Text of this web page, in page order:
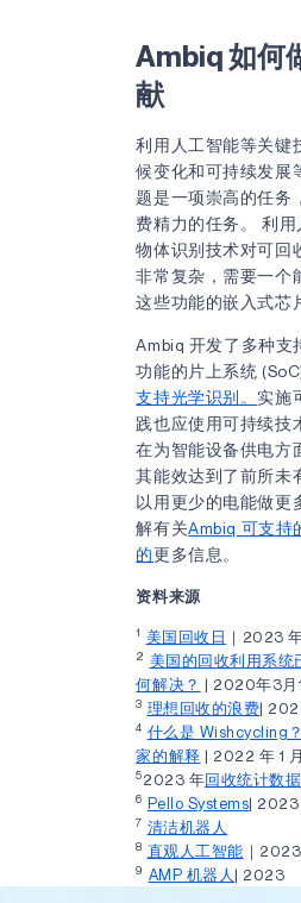
Ambiq 如何
献
利用人工智能等关键
候变化和可持续发展
题是一项崇高的任务
费精力的任务。 利用
物体识别技术对可回
非常复杂，需要一个
这些功能的嵌入式芯
Ambiq 开发了多种支
功能的片上系统
支持光学识别。 实施
践也应使用可持续技
在为智能设备供电方
其能效达到了前所未
以用更少的电能做更
解有关Ambiq 可支持
的更多信息。
资料来源
1 美国回收日 ｜2023
2 美国的回收利用系统
何解决？ | 2020年3月
3 理想回收的浪费|
4 什么是 Wishcycling
家的解释 | 2022 年 1
52023 年回收统计数据
6 Pello Systems| 2023
7 清洁机器人
8 直观人工智能 ｜
9 AMP 机器人 | 2023